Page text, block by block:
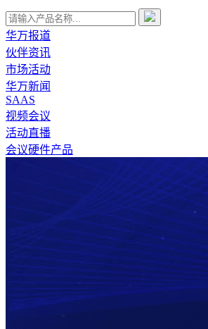
华万报道
伙伴资讯
市场活动
华万新闻
SAAS
视频会议
活动直播
会议硬件产品